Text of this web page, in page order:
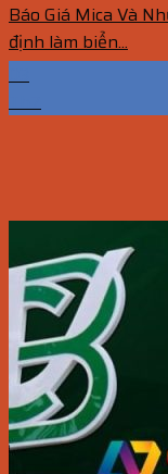
Báo Giá Mica Và
định làm biển...
03
Th7